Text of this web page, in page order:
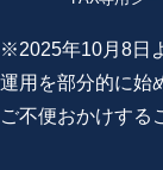
※2025年10月8日
運用を部分的に始
ご不便おかけする